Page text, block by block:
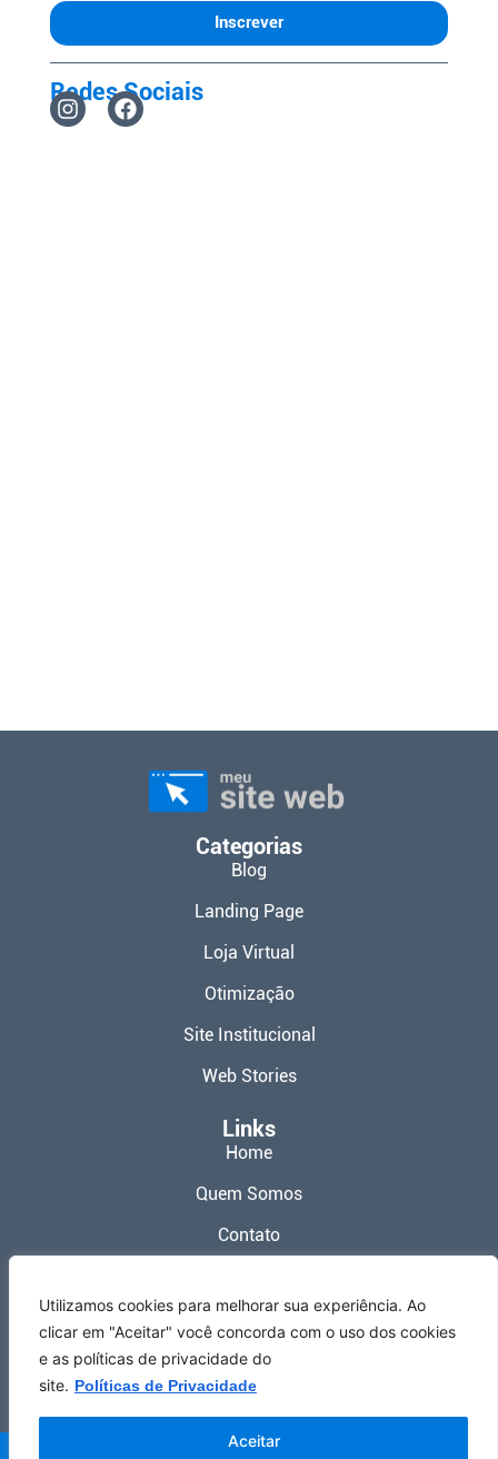
Utilizamos cookies para melhorar sua experiência. Ao
clicar em "Aceitar" você concorda com o uso dos cookies
e as políticas de privacidade do
site. Políticas de Privacidade
Aceitar
Inscrever
Redes Sociais
Categorias
Blog
Landing Page
Loja Virtual
Otimização
Site Institucional
Web Stories
Links
Home
Quem Somos
Contato
Termos de Uso
Redes Sociais
Meu Site Web ® 2026 – Todos os Direitos Reservados.